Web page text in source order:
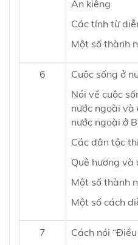
Ăn kiêng
Các tính từ
Một số thành
6
Cuộc sống ở
Nói về cuộc
nước ngoài và
nước ngoài ở
Các dân tộc
Quê hương và
Một số thành
Một số cách
7
Cách nói